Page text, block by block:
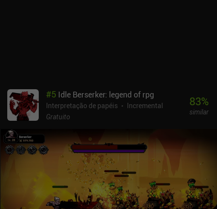
agradável e eu me diverti muito com o jogo. Ele não é tão polido
quanto o Melvor Idle, mas se diferencia em áreas importantes, e o
fato de podermos desbloquear o jogo completo gratuitamente faz
#5 Idle Berserker: legend of rpg
Interpretação de papéis
Incremental
Gratuito
83%
similar